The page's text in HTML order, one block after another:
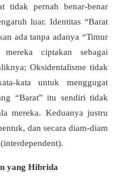
tidak pernah benar-benar
luar. Identitas “Barat
ada tanpa adanya “Timur
ciptakan sebagai
Oksidentalisme tidak
kata untuk menggugat
“Barat” itu sendiri tidak
mereka. Keduanya justru
dan secara diam-diam
yang Hibrida